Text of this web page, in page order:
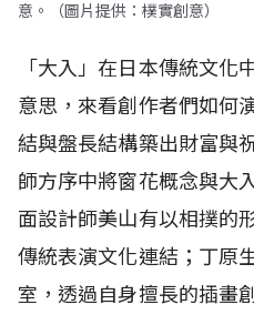
意。（圖片提供：樸實創意）
「大入」在日本傳統文化
意思，來看創作者們如何
結與盤長結構築出財富與
師方序中將窗花概念與大
面設計師美山有以相撲的
傳統表演文化連結；丁原
室，透過自身擅長的插畫